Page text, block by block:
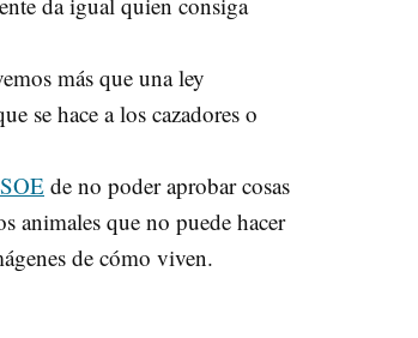
más que una ley
se hace a los cazadores o
de no poder aprobar cosas
animales que no puede hacer
de cómo viven.